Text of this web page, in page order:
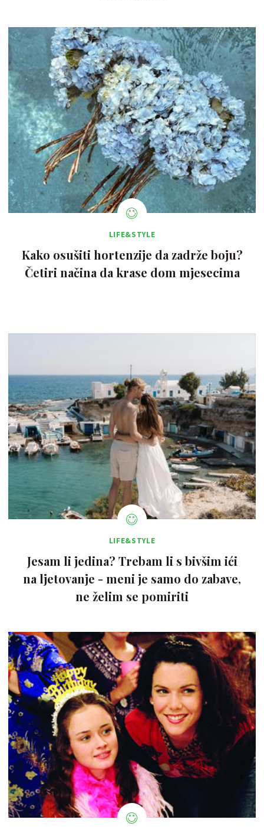
LIFE&STYLE
Kako osušiti hortenzije da zadrže boju?
Četiri načina da krase dom mjesecima
LIFE&STYLE
Jesam li jedina? Trebam li s bivšim ići
na ljetovanje - meni je samo do zabave,
ne želim se pomiriti